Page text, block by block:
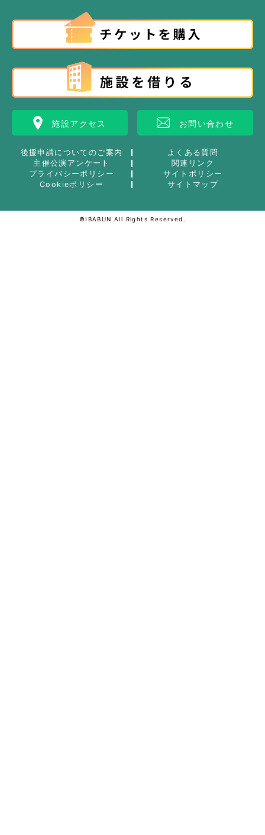
施設アクセス お問い合わせ
後援申請についてのご案内
よくある質問
主催公演アンケート
関連リンク
プライバシーポリシー
サイトポリシー
Cookieポリシー
サイトマップ
©IBABUN All Rights Reserved.